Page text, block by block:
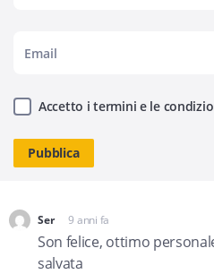
Accetto i termini e le
Ser
dice:
9 anni fa
Son felice, ottimo
salvata